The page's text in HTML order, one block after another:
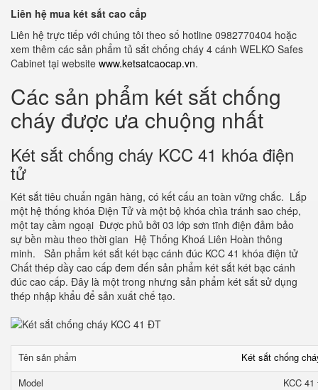
Liên hệ mua két sắt cao cấp
Liên hệ trực tiếp với chúng tôi theo số hotline 0982770404 hoặc
xem thêm các sản phẩm tủ sắt chống cháy 4 cánh WELKO Safes
Cabinet tại website www.ketsatcaocap.vn.
Các sản phẩm két sắt chống
cháy được ưa chuộng nhất
Két sắt chống cháy KCC 41 khóa điện
tử
Két sắt tiêu chuẩn ngân hàng, có kết cấu an toàn vững chắc. Lắp
một hệ thống khóa Điện Tử và một bộ khóa chìa tránh sao chép,
một tay cầm ngoại Được phủ bởi 03 lớp sơn tĩnh điện đảm bảo
sự bền màu theo thời gian Hệ Thống Khoá Liên Hoàn thông
minh. Sản phẩm két sắt két bạc cánh đúc KCC 41 khóa điện tử
Chất thép dầy cao cấp đem đến sản phẩm két sắt két bạc cánh
đúc cao cấp. Đây là một trong nhưng sản phẩm két sắt sử dụng
thép nhập khẩu để sản xuất chế tạo.
Tên sản phẩm
Két sắt chống
Model
KCC